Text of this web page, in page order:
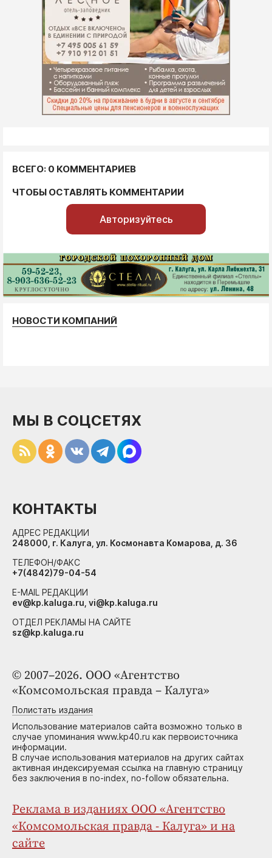
ВСЕГО: 0 КОММЕНТАРИЕВ
ЧТОБЫ ОСТАВЛЯТЬ КОММЕНТАРИИ
Авторизуйтесь
НОВОСТИ КОМПАНИЙ
© 2007–2026. ООО «Агентство
«Комсомольская правда – Калуга»
Полистать издания
Использование материалов сайта возможно только в
случае упоминания www.kp40.ru как первоисточника
информации.
В случае использования материалов на других сайтах
активная индексируемая ссылка на главную страницу
без заключения в no-index, no-follow обязательна.
Реклама в изданиях ООО «Агентство
«Комсомольская правда - Калуга» и на
сайте
МЫ В СОЦСЕТЯХ
КОНТАКТЫ
АДРЕС РЕДАКЦИИ
248000, г. Калуга, ул. Космонавта Комарова, д. 36
ТЕЛЕФОН/ФАКС
+7(4842)79-04-54
E-MAIL РЕДАКЦИИ
ev@kp.kaluga.ru, vi@kp.kaluga.ru
ОТДЕЛ РЕКЛАМЫ НА САЙТЕ
sz@kp.kaluga.ru